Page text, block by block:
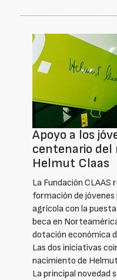
Apoyo a los
centenario del
Helmut Claas
La Fundación CLAAS
formación de
agrícola con la
beca en
dotación económica
Las dos iniciativas
nacimiento de
La principal novedad